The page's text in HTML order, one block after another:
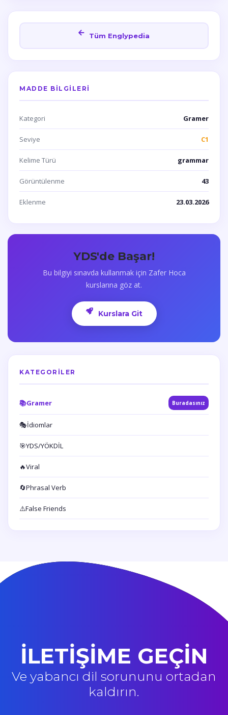
Tüm Englypedia
MADDE BILGILERI
Kategori Gramer
Seviye C1
Kelime Türü grammar
Görüntülenme 43
Eklenme 23.03.2026
YDS'de Başar!
Bu bilgiyi sınavda kullanmak için Zafer Hoca
kurslarına göz at.
Kurslara Git
KATEGORILER
📚Gramer Buradasınız
🎭İdiomlar
🎯YDS/YÖKDİL
🔥Viral
🔄Phrasal Verb
⚠️False Friends
İLETİŞİME GEÇİN
Ve yabancı dil sorununu ortadan
kaldırın.